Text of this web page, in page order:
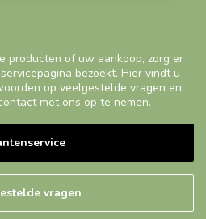
producten of uw aankoop, zorg er
bezoekt. Hier vindt u
op veelgestelde vragen en
met ons op te nemen.
vragen